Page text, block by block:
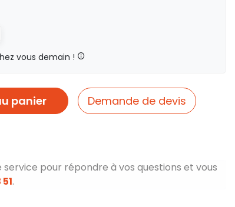
vous demain !
panier Demande de devis
pour répondre à vos questions et vous
.